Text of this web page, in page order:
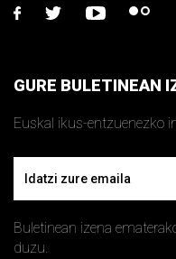
facebook
twitter youtubeflickr
GURE BULETINEAN
Euskal ikus-entzuenezko
Buletinean izena
duzu.